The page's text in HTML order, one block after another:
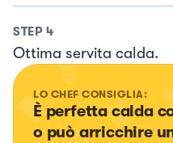
STEP 4
Ottima servita calda.
LO CHEF CONSIGLIA:
È perfetta calda
o può arricchire